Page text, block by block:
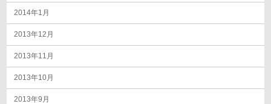
2014年1月
2013年12月
2013年11月
2013年10月
2013年9月